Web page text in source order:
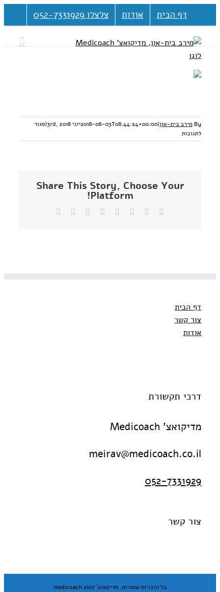
דף הבית אודות צלצלו 052-7331929
By מירב בית-און|
2018-06-03T08:44:24+00:00יוני 3rd, 2018 |סגור
לתגובותעל
סטרס
Share This Story, Choose Your
Platform!
Facebook
Twitter
Reddit
LinkedIn
Tumblr
Pinterest
דף הבית
צור קשר
אודות
דרכי תקשורת
מדיקואצ' Medicoach
meirav@medicoach.co.il
052-7331929
צור קשר
כל הזכויות שמורות. מדיקאוצ' medicoach 2017